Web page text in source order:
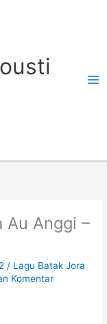
Au Anggi –
/ Lagu Batak Jora
Komentar